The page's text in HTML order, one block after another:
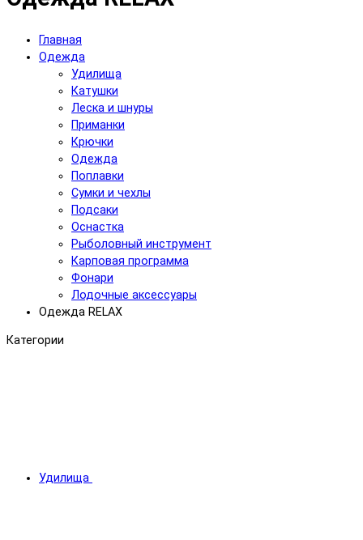
Главная
Одежда
Удилища
Катушки
Леска и шнуры
Приманки
Крючки
Одежда
Поплавки
Сумки и чехлы
Подсаки
Оснастка
Рыболовный инструмент
Карповая программа
Фонари
Лодочные аксессуары
Одежда RELAX
Категории
Удилища